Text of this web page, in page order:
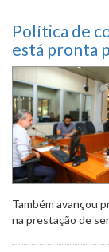
Política de
está pronta
Também avançou
na prestação de